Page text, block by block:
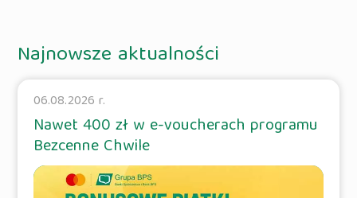
Najnowsze aktualności
06.08.2026 r.
Nawet 400 zł w e-voucherach programu
Bezcenne Chwile